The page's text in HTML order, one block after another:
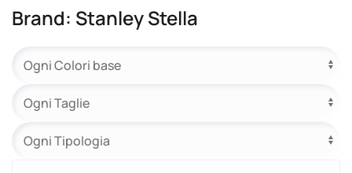
Brand: Stanley Stella